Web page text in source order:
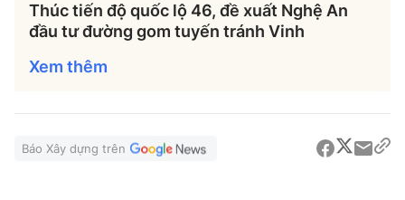
Thông tin tòa
soạn
Thúc tiến độ quốc lộ 46, đề xuất Nghệ An
đầu tư đường gom tuyến tránh Vinh
Xem thêm
Báo Xây dựng trên